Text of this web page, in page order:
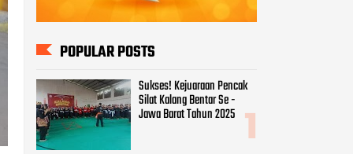
POPULAR POSTS
Sukses! Kejuaraan Pencak
Silat Kalang Bentar Se -
Jawa Barat Tahun 2025